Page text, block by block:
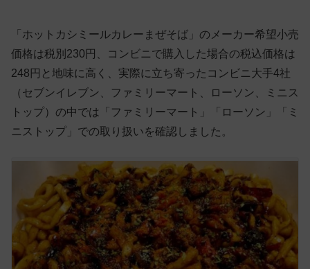
「ホットカシミールカレーまぜそば」のメーカー希望小売
価格は税別230円、コンビニで購入した場合の税込価格は
248円と地味に高く、実際に立ち寄ったコンビニ大手4社
（セブンイレブン、ファミリーマート、ローソン、ミニス
トップ）の中では「ファミリーマート」「ローソン」「ミ
ニストップ」での取り扱いを確認しました。